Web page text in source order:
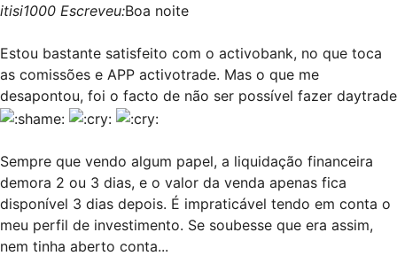
itisi1000 Escreveu:Boa noite
Estou bastante satisfeito com o activobank, no que toca
as comissões e APP activotrade. Mas o que me
desapontou, foi o facto de não ser possível fazer daytrade
Sempre que vendo algum papel, a liquidação financeira
demora 2 ou 3 dias, e o valor da venda apenas fica
disponível 3 dias depois. É impraticável tendo em conta o
meu perfil de investimento. Se soubesse que era assim,
nem tinha aberto conta...